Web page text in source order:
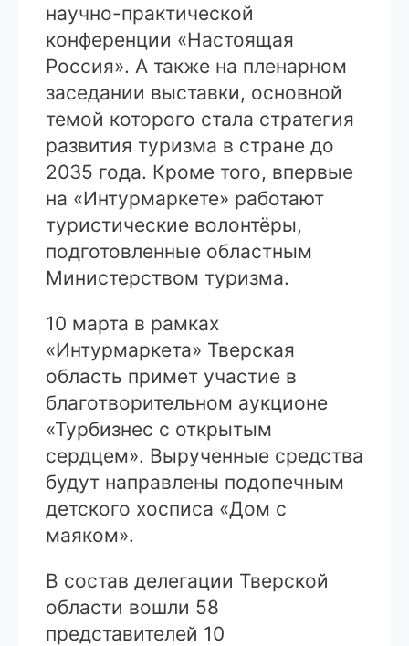
научно-практической
конференции «Настоящая
Россия». А также на пленарном
заседании выставки, основной
темой которого стала стратегия
развития туризма в стране до
2035 года. Кроме того, впервые
на «Интурмаркете» работают
туристические волонтёры,
подготовленные областным
Министерством туризма.
10 марта в рамках
«Интурмаркета» Тверская
область примет участие в
благотворительном аукционе
«Турбизнес с открытым
сердцем». Вырученные средства
будут направлены подопечным
детского хосписа «Дом с
маяком».
В состав делегации Тверской
области вошли 58
представителей 10